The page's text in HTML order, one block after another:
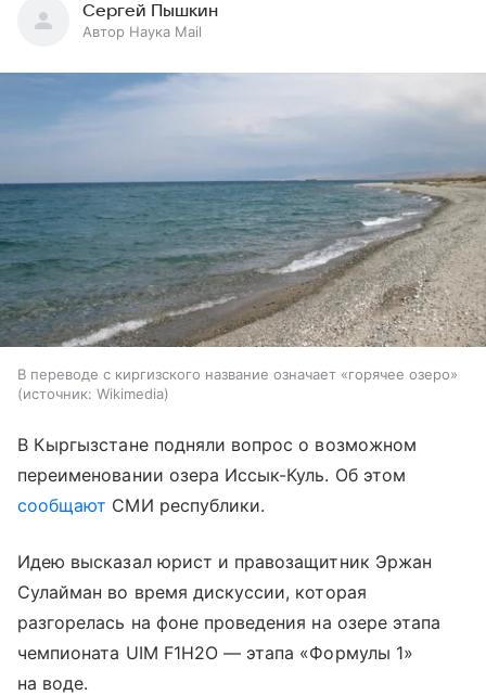
Сергей Пышкин
Автор Наука Mail
В переводе с киргизского название означает «горячее озеро»
источник: Wikimedia
В Кыргызстане подняли вопрос о возможном
переименовании озера Иссык-Куль. Об этом
сообщают СМИ республики.
Идею высказал юрист и правозащитник Эржан
Сулайман во время дискуссии, которая
разгорелась на фоне проведения на озере этапа
чемпионата UIM F1H2O — этапа «Формулы 1»
на воде.